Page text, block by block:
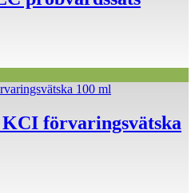
förvaringsvätska